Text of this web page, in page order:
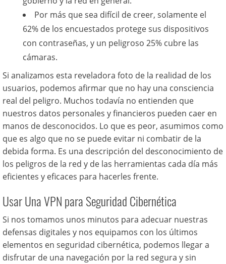
Por más que sea difícil de creer, solamente el
62% de los encuestados protege sus dispositivos
con contraseñas, y un peligroso 25% cubre las
cámaras.
Si analizamos esta reveladora foto de la realidad de los
usuarios, podemos afirmar que no hay una consciencia
real del peligro. Muchos todavía no entienden que
nuestros datos personales y financieros pueden caer en
manos de desconocidos. Lo que es peor, asumimos como
que es algo que no se puede evitar ni combatir de la
debida forma. Es una descripción del desconocimiento de
los peligros de la red y de las herramientas cada día más
eficientes y eficaces para hacerles frente.
Usar Una VPN para Seguridad Cibernética
Si nos tomamos unos minutos para adecuar nuestras
defensas digitales y nos equipamos con los últimos
elementos en seguridad cibernética, podemos llegar a
disfrutar de una navegación por la red segura y sin